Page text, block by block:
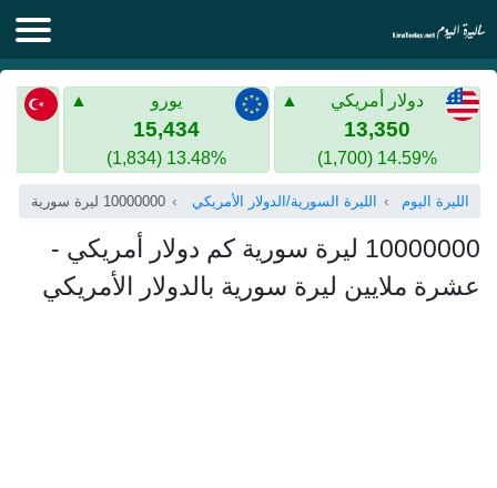
الليرة اليوم
الليرة السورية
الذهب في سوريا
الليرة التركية
الليرة التركية
الذهب في تركيا
اليورو الى الليرة التركية
دولار أمريكي
13,350
14.59% (1,700)
يورو
15,434
13.48% (1,834)
الليرة اليوم الليرة السورية/الدولار الأمريكي 10000000 ليرة سورية
10000000 ليرة سورية كم دولار أمريكي -
عشرة ملايين ليرة سورية بالدولار الأمريكي